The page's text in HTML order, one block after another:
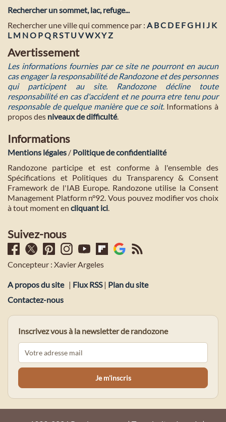
Rechercher un sommet, lac, refuge...
Rechercher une ville qui commence par : A BC D E FG H I J K
L M NO PQ R ST U VWXY Z
Avertissement
Les informations fournies par ce site ne pourront en aucun
cas engager la responsabilité de Randozone et des personnes
qui participent au site. Randozone décline toute
responsabilité en cas d'accident et ne pourra etre tenu pour
responsable de quelque manière que ce soit. Informations à
propos des niveaux de difficulté.
Informations
Mentions légales / Politique de confidentialité
Randozone participe et est conforme à l'ensemble des
Spécifications et Politiques du Transparency & Consent
Framework de l'IAB Europe. Randozone utilise la Consent
Management Platform n°92. Vous pouvez modifier vos choix
à tout moment en cliquant ici
Suivez-nous
Concepteur : Xavier Argeles
A propos du site | Flux RSS| Plan du site
Contactez-nous
Inscrivez vous à la newsletter de randozone